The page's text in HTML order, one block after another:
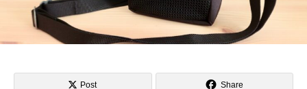
Post Share